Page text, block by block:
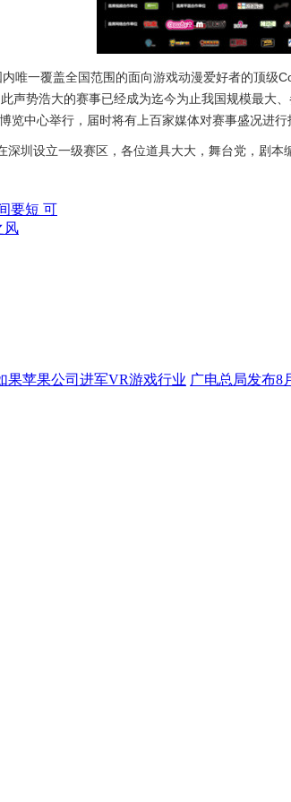
唯一覆盖全国范围的面向游戏动漫爱好者的顶
声势浩大的赛事已经成为迄今为止我国规模最
中心举行，届时将有上百家媒体对赛事盛况进行
圳设立一级赛区，各位道具大大，舞台党，剧
要短 可
风
果苹果公司进军VR游戏行业 广电总局发布8